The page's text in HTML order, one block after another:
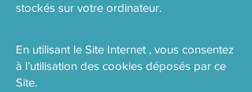
stockés sur votre ordinateur.
En utilisant le Site Internet , vous consentez
à l’utilisation des cookies déposés par ce
Site.